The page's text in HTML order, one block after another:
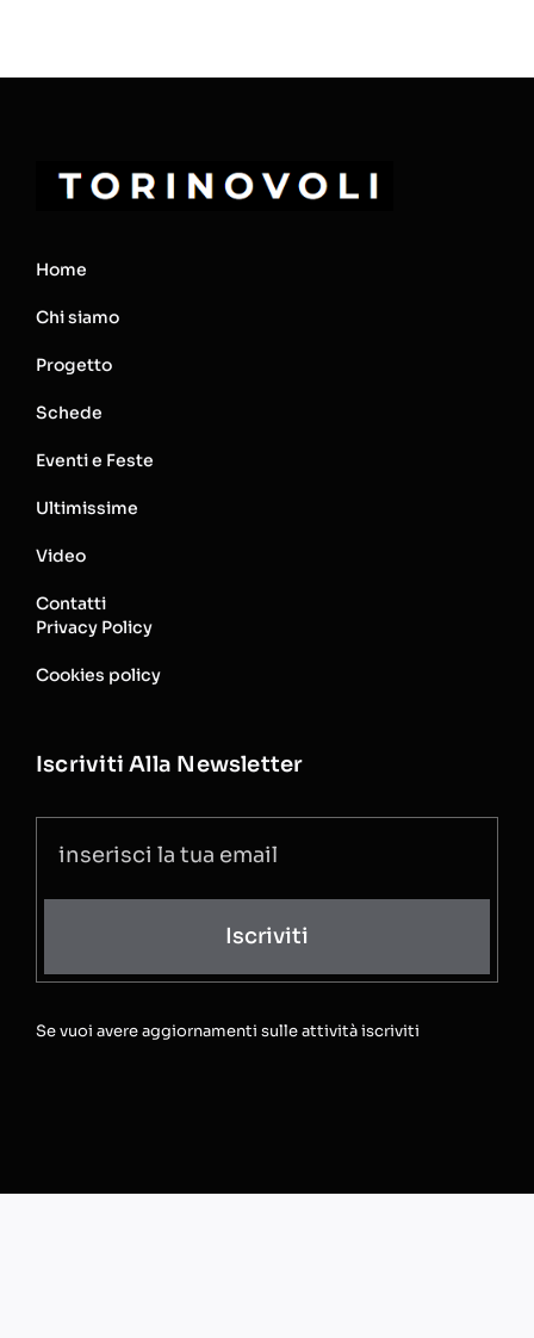
Home
Chi siamo
Progetto
Schede
Eventi e Feste
Ultimissime
Video
Contatti
Privacy Policy
Cookies policy
Iscriviti Alla Newsletter
Iscriviti
Se vuoi avere aggiornamenti sulle attività iscriviti